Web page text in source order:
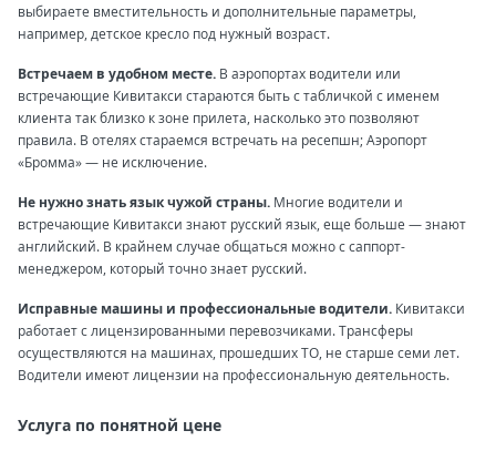
выбираете вместительность и дополнительные параметры,
например, детское кресло под нужный возраст.
Встречаем в удобном месте. В аэропортах водители или
встречающие Кивитакси стараются быть с табличкой с именем
клиента так близко к зоне прилета, насколько это позволяют
правила. В отелях стараемся встречать на ресепшн; Аэропорт
«Бромма» — не исключение.
Не нужно знать язык чужой страны. Многие водители и
встречающие Кивитакси знают русский язык, еще больше — знают
английский. В крайнем случае общаться можно с саппорт-
менеджером, который точно знает русский.
Исправные машины и профессиональные водители. Кивитакси
работает с лицензированными перевозчиками. Трансферы
осуществляются на машинах, прошедших ТО, не старше семи лет.
Водители имеют лицензии на профессиональную деятельность.
Услуга по понятной цене